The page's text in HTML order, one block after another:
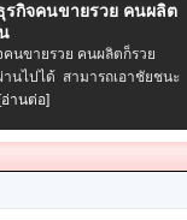
รกิจคนขายรวย คนผลิต
คนขายรวย คนผลิตก็รวย
นไปได้ สามารถเอาชัยชนะ
[อ่านต่อ]